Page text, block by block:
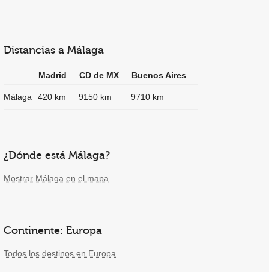
Distancias a Málaga
Madrid CD de MX Buenos Aires
Málaga 420 km 9150 km 9710 km
¿Dónde está Málaga?
Mostrar Málaga en el mapa
Continente: Europa
Todos los destinos en Europa